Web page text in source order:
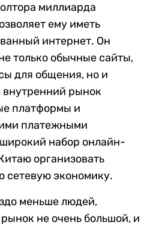
миллиарда
ему иметь
интернет. Он
только обычные сайты,
для общения, но и
рынок
платформы и
платежными
набор онлайн-
организовать
экономику.
меньше людей,
не очень большой, и